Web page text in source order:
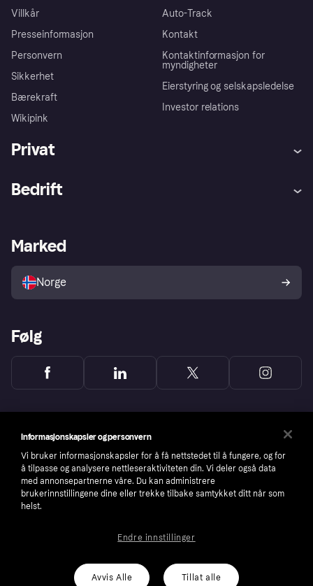
Villkår
Presseinformasjon
Personvern
Sikkerhet
Bærekraft
Wikipink
Auto-Track
Kontakt
Kontaktinformasjon for
myndigheter
Eierstyring og selskapsledelse
Investor relations
Privat
Utforsk butikker
Bedrift
Merchant portal
Marked
Norge
Følg
number: 556737-0431
Informasjonskapsler og personvern
Vi bruker informasjonskapsler for å få nettstedet til å fungere, og for
å tilpasse og analysere nettleseraktiviteten din. Vi deler også data
med annonsepartnerne våre. Du kan administrere
brukerinnstillingene dine eller trekke tilbake samtykket ditt når som
helst.
Avvis Alle Tillat alle
Endre innstillinger